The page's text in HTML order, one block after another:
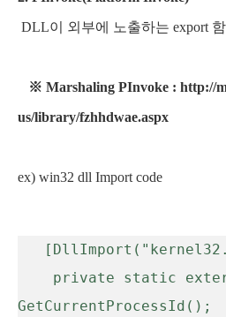
DLL이 외부에 노출하는 export
※ Marshaling PInvoke : http://
us/library/fzhhdwae.aspx
ex) win32 dll Import code
GetCurrentProcessId();